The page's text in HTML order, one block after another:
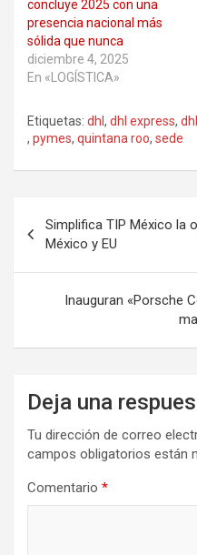
concluye 2025 con una
presencia nacional más
sólida que nunca
diciembre 4, 2025
En «LOGÍSTICA»
Etiquetas: dhl , dhl express,
, pymes, quintana roo, sede
de
entradas
Simplifica TIP México la
México y EU
Inauguran «Porsche
Deja una
Tu dirección de correo
campos obligatorios están
Comentario *